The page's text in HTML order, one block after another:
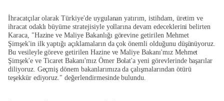
İhracatçılar olarak Türkiye'de uygulanan yatırım, istihdam, üretim ve
ihracat odaklı büyüme stratejisiyle yollarına devam edeceklerini belirten
Karaca, "Hazine ve Maliye Bakanlığı görevine getirilen Mehmet
Şimşek'in ilk yaptığı açıklamaların da çok önemli olduğunu düşünüyoruz.
Bu vesileyle göreve getirilen Hazine ve Maliye Bakanı'mız Mehmet
Şimşek'e ve Ticaret Bakanı'mız Ömer Bolat'a yeni görevlerinde başarılar
diliyoruz. Geçmiş dönem bakanlarımıza da çalışmalarından ötürü
teşekkür ediyoruz." değerlendirmesinde bulundu.